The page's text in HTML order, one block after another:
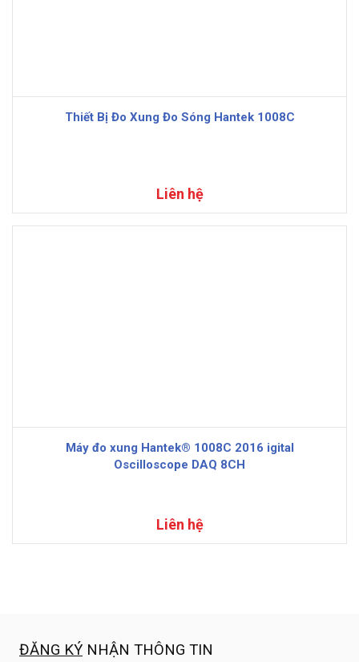
Thiết Bị Đo Xung Đo Sóng Hantek 1008C
Liên hệ
Máy đo xung Hantek® 1008C 2016 igital
Oscilloscope DAQ 8CH
Liên hệ
ĐĂNG KÝ NHẬN THÔNG TIN